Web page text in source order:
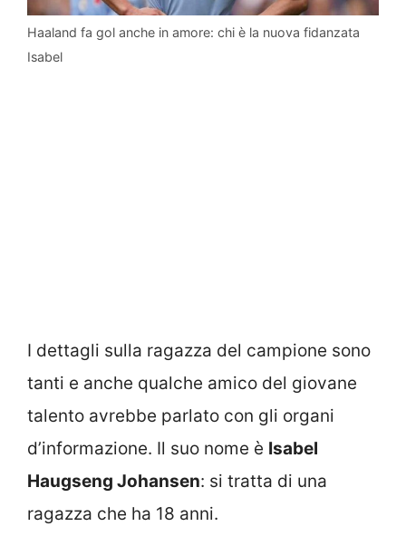
Haaland fa gol anche in amore: chi è la nuova fidanzata
Isabel
I dettagli sulla ragazza del campione sono
tanti e anche qualche amico del giovane
talento avrebbe parlato con gli organi
d’informazione. Il suo nome è Isabel
Haugseng Johansen: si tratta di una
ragazza che ha 18 anni.